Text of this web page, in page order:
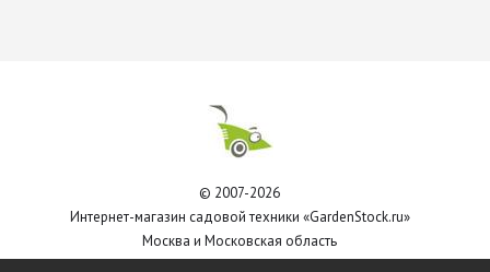
© 2007-2026
Интернет-магазин садовой техники «GardenStock.ru»
Москва и Московская область